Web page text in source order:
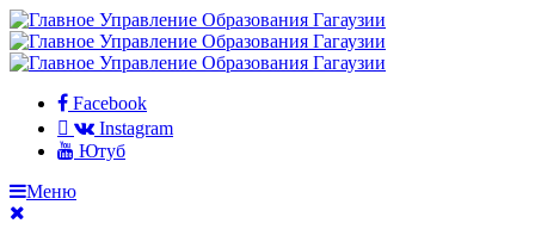
Facebook
Instagram
Ютуб
Меню